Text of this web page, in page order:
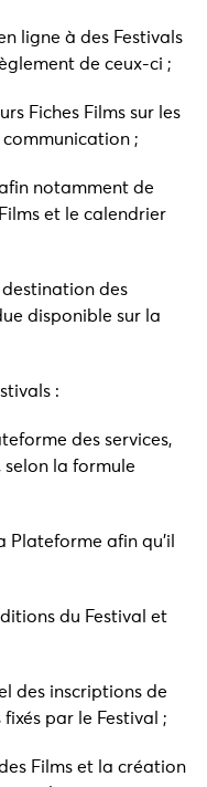
à des Festivals
de ceux-ci ;
Fiches Films sur les
communication ;
notamment de
et le calendrier
des
disponible sur la
:
des services,
la formule
afin qu’il
du Festival et
inscriptions de
par le Festival ;
Films et la création